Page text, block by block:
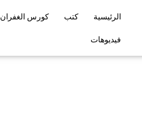
الرئيسية كتب كورس الغفران
فيديوهات